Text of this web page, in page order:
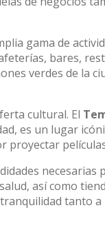
gama de
bares,
verdes de la
cultural. El
es un lugar
proyectar
así como
tanto a